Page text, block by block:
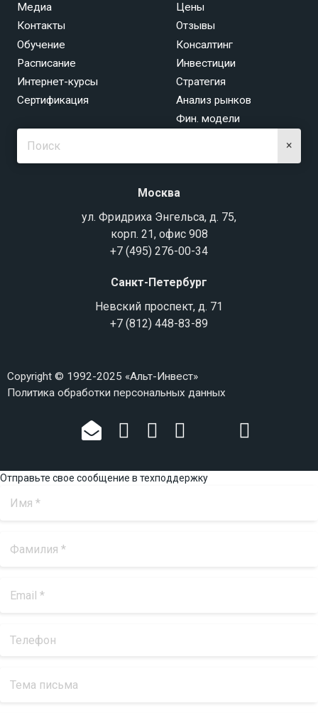
Медиа
Контакты
Цены
Отзывы
Обучение
Расписание
Интернет-курсы
Сертификация
Консалтинг
Инвестиции
Стратегия
Анализ рынков
Фин. модели
×
Москва
ул. Фридриха Энгельса, д. 75,
корп. 21, офис 908
+7 (495) 276-00-34
Санкт-Петербург
Невский проспект, д. 71
+7 (812) 448-83-89
Copyright © 1992-2025 «Альт-Инвест»
Политика обработки персональных данных
Отправьте свое сообщение в техподдержку